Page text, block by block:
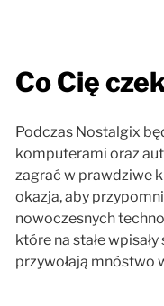
Co Cię
Podczas Nostalgix
komputerami oraz
zagrać w prawdziwe
okazja, aby
nowoczesnych
które na stałe
przywołają mnóstwo